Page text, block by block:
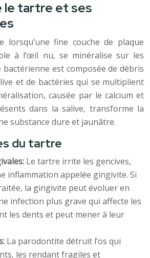
le tartre et ses
fine couche de plaque
à l’œil nu, se minéralise sur les
bactérienne est composée de débris
et de bactéries qui se multiplient
causée par le calcium et
dans la salive, transforme la
substance dure et jaunâtre.
du tartre
Le tartre irrite les gencives,
inflammation appelée gingivite. Si
la gingivite peut évoluer en
infection plus grave qui affecte les
les dents et peut mener à leur
La parodontite détruit l’os qui
les rendant fragiles et